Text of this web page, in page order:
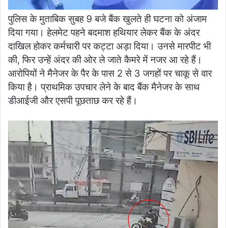
पुलिस के मुताबिक सुबह 9 बजे बैंक खुलते ही घटना को अंजाम
दिया गया। हेलमेट पहने बदमाश हथियार लेकर बैंक के अंदर
दाखिल होकर कर्मचारी पर कट्टा अड़ा दिया। उनसे मारपीट भी
की, फिर उन्हें अंदर की ओर ले जाते कैमरे में नजर आ रहे हैं।
आरोपियों ने मैनेजर के पैर के पास 2 से 3 जगहों पर चाकू से वार
किया है। प्राथमिक उपचार लेने के बाद बैंक मैनेजर के साथ
डीआईजी और एसपी पूछताछ कर रहे हैं।